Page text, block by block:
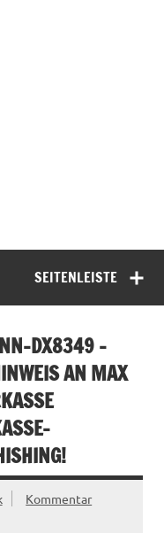
SEITENLEISTE
DX8349 –
AN MAX
Kommentar